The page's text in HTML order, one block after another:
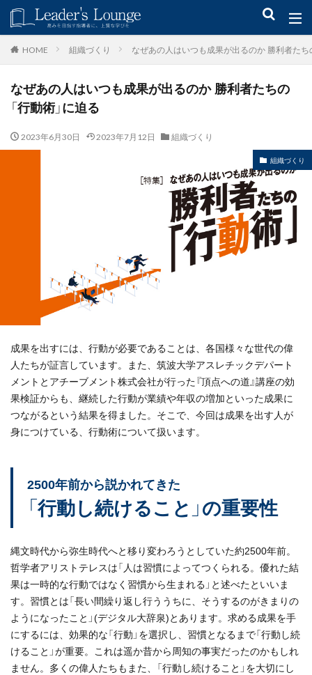
HOME 組織づくり なぜあの人はいつも成果が出るのか 勝利者たち
なぜあの人はいつも成果が出るのか 勝利者たちの
「行動術」に迫る
2023年6月30日 2023年7月12日 組織づくり
組織づくり
成果を出すには、行動が必要であることは、各国様々な世代の偉
人たちが証言しています。また、筑波大学アスレチックデパート
メントとアチーブメント株式会社が行った『頂点への道』講座の効
果検証からも、継続した行動が業績や年収の増加といった成果に
つながるという結果を得ました。そこで、今回は成果を出す人が
身につけている、行動術について扱います。
2500年前から説かれてきた
「行動し続けること」の重要性
縄文時代から弥生時代へと移り変わろうとしていた約2500年前。
哲学者アリストテレスは「人は習慣によってつくられる。優れた結
果は一時的な行動ではなく習慣から生まれる」と述べたといいま
す。習慣とは「長い間繰り返し行ううちに、そうするのがきまりの
ようになったこと」(デジタル大辞泉)とあります。求める成果を手
にするには、効果的な「行動」を選択し、習慣となるまで「行動し続
けること」が重要。これは遥か昔から周知の事実だったのかもしれ
ません。多くの偉人たちもまた、「行動し続けること」を大切にし
キーワード
青木仁志 モチベーションアップ 後継者育成 事業承継
新規事業
カテゴリー
社会貢献
事業戦略
自己管理 日本青年会議所
検索